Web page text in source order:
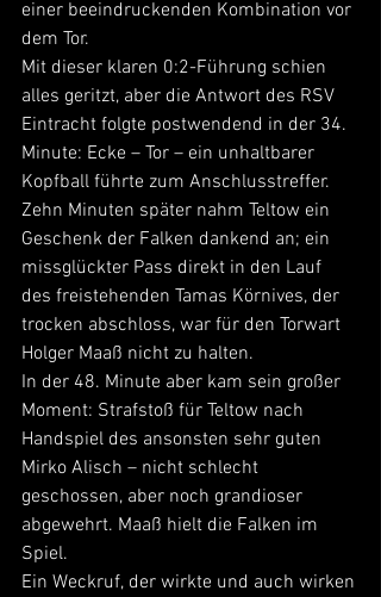
einer beeindruckenden Kombination vor
dem Tor.
Mit dieser klaren 0:2-Führung schien
alles geritzt, aber die Antwort des RSV
Eintracht folgte postwendend in der 34.
Minute: Ecke – Tor – ein unhaltbarer
Kopfball führte zum Anschlusstreffer.
Zehn Minuten später nahm Teltow ein
Geschenk der Falken dankend an; ein
missglückter Pass direkt in den Lauf
des freistehenden Tamas Körnives, der
trocken abschloss, war für den Torwart
Holger Maaß nicht zu halten.
In der 48. Minute aber kam sein großer
Moment: Strafstoß für Teltow nach
Handspiel des ansonsten sehr guten
Mirko Alisch – nicht schlecht
geschossen, aber noch grandioser
abgewehrt. Maaß hielt die Falken im
Spiel.
Ein Weckruf, der wirkte und auch wirken